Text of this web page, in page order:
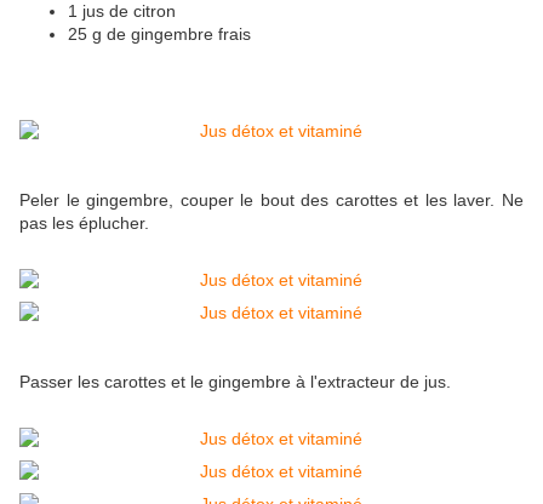
1 jus de citron
25 g de gingembre frais
Peler le gingembre, couper le bout des carottes et les laver. Ne
pas les éplucher.
Passer les carottes et le gingembre à l'extracteur de jus.